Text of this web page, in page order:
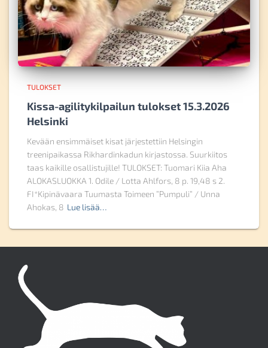
TULOKSET
Kissa-agilitykilpailun tulokset 15.3.2026
Helsinki
Kevään ensimmäiset kisat järjestettiin Helsingin
treenipaikassa Rikhardinkadun kirjastossa. Suurkiitos
taas kaikille osallistujille! TULOKSET: Tuomari Kiia Aha
ALOKASLUOKKA 1. Odile / Lotta Ahlfors, 8 p. 19,48 s 2.
FI*Kipinävaara Tuumasta Toimeen ”Pumpuli” / Unna
Ahokas, 8 Lue lisää…